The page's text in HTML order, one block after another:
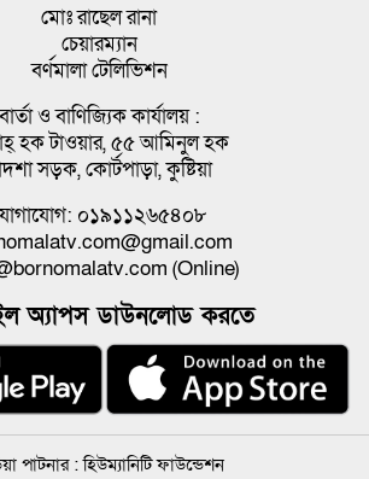
মোঃ রাছেল রানা
চেয়ারম্যান
বর্ণমালা টেলিভিশন
ও বাণিজ্যিক কার্যালয় :
হক টাওয়ার, ৫৫ আমিনুল হক
সড়ক, কোর্টপাড়া, কুষ্টিয়া
০১৯১১২৬৫৪০৮
(Online)
অ্যাপস ডাউনলোড করতে
পাটনার :হিউম্যানিটি ফাউন্ডেশন